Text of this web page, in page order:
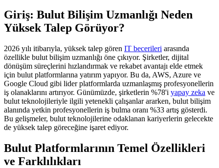
Giriş: Bulut Bilişim Uzmanlığı Neden
Yüksek Talep Görüyor?
2026 yılı itibarıyla, yüksek talep gören IT becerileri arasında
özellikle bulut bilişim uzmanlığı öne çıkıyor. Şirketler, dijital
dönüşüm süreçlerini hızlandırmak ve rekabet avantajı elde etmek
için bulut platformlarına yatırım yapıyor. Bu da, AWS, Azure ve
Google Cloud gibi lider platformlarda uzmanlaşmış profesyonellerin
iş olanaklarını artırıyor. Günümüzde, şirketlerin %78'i yapay zeka ve
bulut teknolojileriyle ilgili yetenekli çalışanlar ararken, bulut bilişim
alanında yetkin profesyonellerin iş bulma oranı %33 artış gösterdi.
Bu gelişmeler, bulut teknolojilerine odaklanan kariyerlerin gelecekte
de yüksek talep göreceğine işaret ediyor.
Bulut Platformlarının Temel Özellikleri
ve Farklılıkları